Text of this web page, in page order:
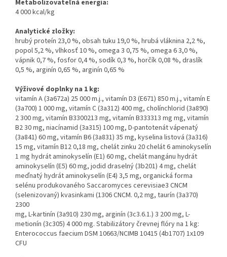
Metabolizovateľná energia:
4 000 kcal/kg
Analytické zložky:
hrubý proteín 23,0 %, obsah tuku 19,0 %, hrubá vláknina 2,2 %,
popol 5,2 %, vlhkosť 10 %, omega 3 0,75 %, omega 6 3,0 %,
vápnik 0,7 %, fosfor 0,4 %, sodík 0,3 %, horčík 0,08 %, draslík
0,5 %, arginín 0,65 %, arginín 0,65 %
Výživové doplnky na 1 kg:
vitamín A (3a672a) 25 000 m.j., vitamín D3 (E671) 850 m.j., vitamín E
(3a700) 1 000 mg, vitamín C (3a312) 400 mg, cholínchlorid (3a890)
2 300 mg, vitamín B3300213 mg, vitamín B333313 mg mg, vitamín
B2 30 mg, niacínamid (3a315) 100 mg, D-pantotenát vápenatý
(3a841) 60 mg, vitamín B6 (3a831) 35 mg, kyselina listová (3a316)
15 mg, vitamín B12 0,18 mg, chelát zinku 20 chelát 6 aminokyselín
1 mg hydrát aminokyselín (E1) 60 mg, chelát mangánu hydrát
aminokyselín (E5) 60 mg, jodid draselný (3b201) 4 mg, chelát
meďnatý hydrát aminokyselín (E4) 3,5 mg, organická forma
selénu produkovaného Saccaromyces cerevisiae3 CNCM
(selenizovaný) kvasinkami (1306 CNCM. 0,2 mg, taurín (3a370)
2300
mg, L-kartinín (3a910) 230 mg, arginín (3c3.6.1.) 3 200 mg, L-
metionín (3c305) 4 000 mg. Stabilizátory črevnej flóry na 1 kg:
Enterococcus faecium DSM 10663/NCIMB 10415 (4b1707) 1x109
CFU